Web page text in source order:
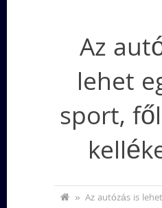
Az
lehet
sport,
» Az autózás is